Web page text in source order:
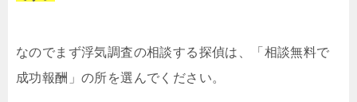
なのでまず浮気調査の相談する探偵は、「相談無料で
成功報酬」の所を選んでください。